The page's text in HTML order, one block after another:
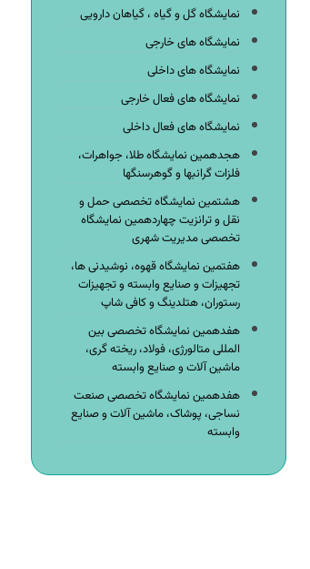
نمایشگاه گل و گیاه ، گیاهان دارویی
نمایشگاه های خارجی
نمایشگاه های داخلی
نمایشگاه های فعال خارجی
نمایشگاه های فعال داخلی
هجدهمین نمایشگاه طلا، جواهرات،
فلزات گرانبها و گوهرسنگها
هشتمین نمایشگاه تخصصی حمل و
نقل و ترانزیت چهاردهمین نمایشگاه
تخصصی مدیریت شهری
هفتمین نمایشگاه قهوه، نوشیدنی ها،
تجهیزات و صنایع وابسته و تجهیزات
رستوران، هتلدینگ و کافی شاپ
هفدهمین نمایشگاه تخصصی بین
المللی متالورژی، فولاد، ریخته گری،
ماشین آلات و صنایع وابسته
هفدهمین نمایشگاه تخصصی صنعت
نساجی، پوشاک، ماشین آلات و صنایع
وابسته